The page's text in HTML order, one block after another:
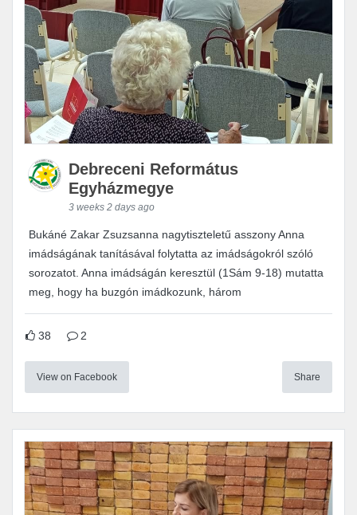
Debreceni Református
Egyházmegye
3 weeks 2 days ago
Bukáné Zakar Zsuzsanna nagytiszteletű asszony Anna
imádságának tanításával folytatta az imádságokról szóló
sorozatot. Anna imádságán keresztül (1Sám 9-18) mutatta
meg, hogy ha buzgón imádkozunk, három
38 2
View on Facebook Share